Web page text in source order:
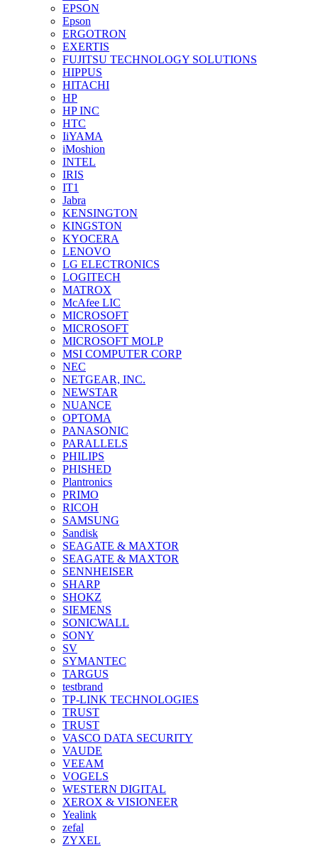
EPSON
Epson
ERGOTRON
EXERTIS
FUJITSU TECHNOLOGY SOLUTIONS
HIPPUS
HITACHI
HP
HP INC
HTC
IiYAMA
iMoshion
INTEL
IRIS
IT1
Jabra
KENSINGTON
KINGSTON
KYOCERA
LENOVO
LG ELECTRONICS
LOGITECH
MATROX
McAfee LIC
MICROSOFT
MICROSOFT
MICROSOFT MOLP
MSI COMPUTER CORP
NEC
NETGEAR, INC.
NEWSTAR
NUANCE
OPTOMA
PANASONIC
PARALLELS
PHILIPS
PHISHED
Plantronics
PRIMO
RICOH
SAMSUNG
Sandisk
SEAGATE & MAXTOR
SEAGATE & MAXTOR
SENNHEISER
SHARP
SHOKZ
SIEMENS
SONICWALL
SONY
SV
SYMANTEC
TARGUS
testbrand
TP-LINK TECHNOLOGIES
TRUST
TRUST
VASCO DATA SECURITY
VAUDE
VEEAM
VOGELS
WESTERN DIGITAL
XEROX & VISIONEER
Yealink
zefal
ZYXEL